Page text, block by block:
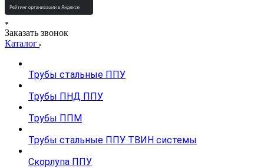
Заказать звонок
Каталог
Трубы стальные ППУ
Трубы ПНД ППУ
Трубы ППМ
Трубы стальные ППУ ТВИН системы
Скорлупа ППУ